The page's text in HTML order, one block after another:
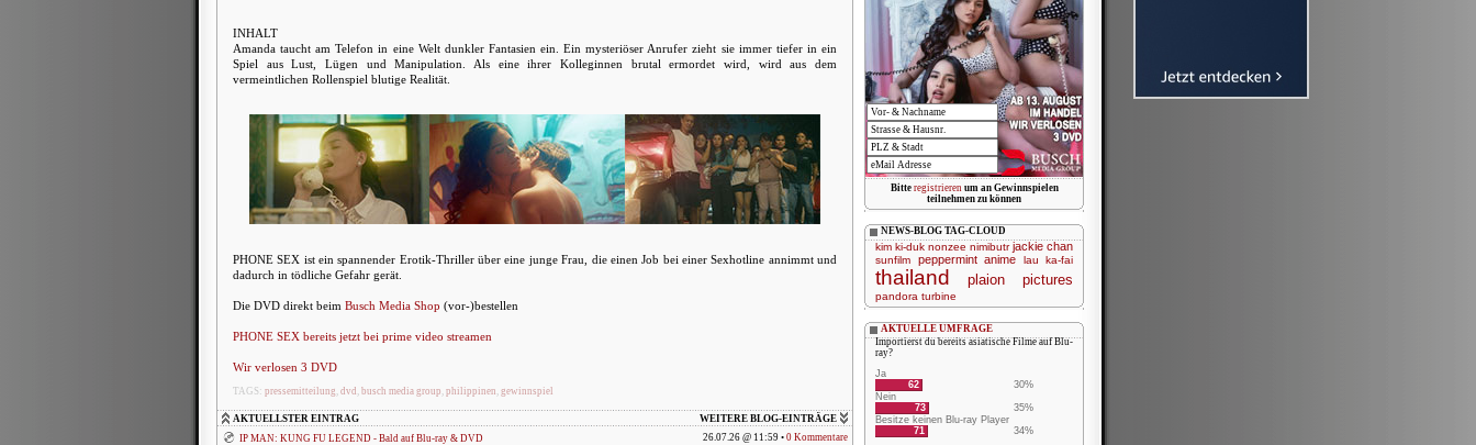
INHALT
Amanda taucht am Telefon in eine Welt dunkler Fantasien ein. Ein mysteriöser Anrufer zieht sie immer tiefer in ein
Spiel aus Lust, Lügen und Manipulation. Als eine ihrer Kolleginnen brutal ermordet wird, wird aus dem
vermeintlichen Rollenspiel blutige Realität.
PHONE SEX ist ein spannender Erotik-Thriller über eine junge Frau, die einen Job bei einer Sexhotline annimmt und
dadurch in tödliche Gefahr gerät.
Die DVD direkt beim Busch Media Shop (vor-)bestellen
PHONE SEX bereits jetzt bei prime video streamen
Wir verlosen 3 DVD
TAGS: pressemitteilung , dvd , busch media group , philippinen , gewinnspiel
WEITERE BLOG-EINTRÄGE
AKTUELLSTER EINTRAG
26.07.26 @ 11:59 • 0 Kommentare
IP MAN: KUNG FU LEGEND - Bald auf Blu-ray & DVD
Bitte registrierenum an Gewinnspielen
teilnehmen zu können
NEWS-BLOG TAG-CLOUD
kim ki-duk nonzee nimibutr jackie chan
sunfilm peppermint anime lau ka-fai
thailand plaion pictures
pandora turbine
AKTUELLE UMFRAGE
Importierst du bereits asiatische Filme auf Blu-
ray?
Ja
62
30%
Nein
73
35%
Besitze keinen Blu-ray Player
71
34%